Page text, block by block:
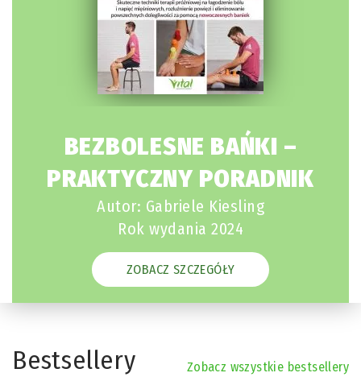
BEZBOLESNE BAŃKI –
PRAKTYCZNY PORADNIK
Autor: Gabriele Kiesling
Rok wydania 2024
ZOBACZ SZCZEGÓŁY
Bestsellery Zobacz wszystkie bestsellery